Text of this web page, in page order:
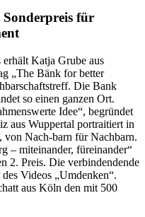
für
Katja Grube aus
„The Bänk for better
Die Bank
so einen ganzen Ort.
Idee“, begründet
aus Wuppertal portraitiert in
von Nach-barn für Nachbarn.
– miteinander, füreinander“
2. Preis. Die verbindendende
Videos „Umdenken“.
aus Köln den mit 500